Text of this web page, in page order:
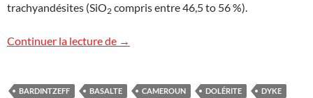
trachyandésites (SiO2 compris entre 46,5 to 56 %).
Continuer la lecture de Filons volcaniques à Hama Koussou,
→
BARDINTZEFF BASALTE CAMEROUN DOLÉRITE DYKE